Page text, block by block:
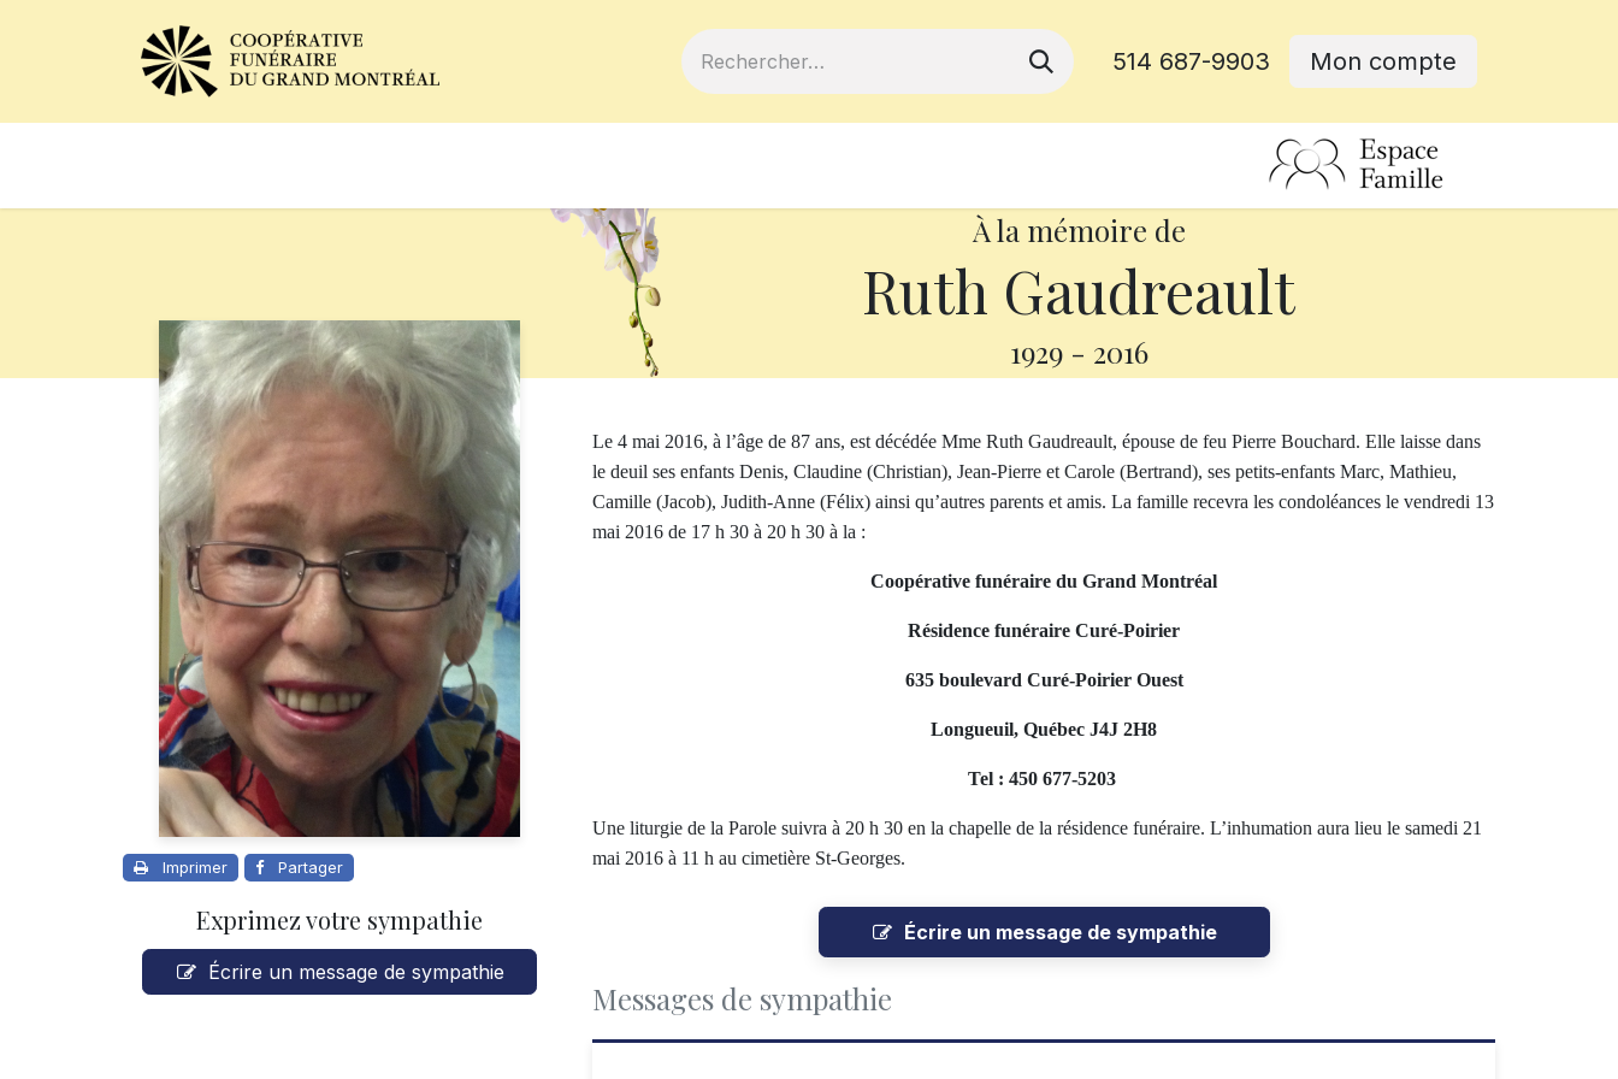
514 687-9903 Mon compte
À la mémoire de
Ruth Gaudreault
1929 - 2016
Imprimer Partager
Exprimez votre sympathie
Écrire un message de sympathie
Le 4 mai 2016, à l’âge de 87 ans, est décédée Mme Ruth Gaudreault, épouse de feu Pierre Bouchard. Elle laisse dans
le deuil ses enfants Denis, Claudine (Christian), Jean-Pierre et Carole (Bertrand), ses petits-enfants Marc, Mathieu,
Camille (Jacob), Judith-Anne (Félix) ainsi qu’autres parents et amis. La famille recevra les condoléances le vendredi 13
mai 2016 de 17 h 30 à 20 h 30 à la :
Coopérative funéraire du Grand Montréal
Résidence funéraire Curé-Poirier
635 boulevard Curé-Poirier Ouest
Longueuil, Québec J4J 2H8
Tel : 450 677-5203
Une liturgie de la Parole suivra à 20 h 30 en la chapelle de la résidence funéraire. L’inhumation aura lieu le samedi 21
mai 2016 à 11 h au cimetière St-Georges.
Écrire un message de sympathie
Messages de sympathie